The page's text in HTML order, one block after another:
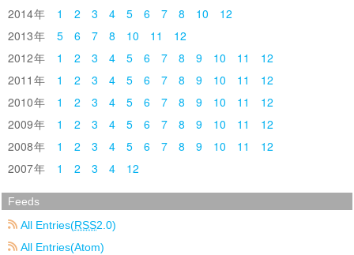
2014
1 2 3 4 5 6 7 8 10
12
2013
5 6 7 8 10 11
12
2012
1 2 3 4 5 6 7 8 9 10 11
12
2011
1 2 3 4 5 6 7 8 9 10 11
12
2010
1 2 3 4 5 6 7 8 9 10 11
12
2009
1 2 3 4 5 6 7 8 9 10 11
12
2008
1 2 3 4 5 6 7 8 9 10 11
12
2007
1 2 3 4 12
Feeds
All Entries(RSS2.0)
All Entries(Atom)